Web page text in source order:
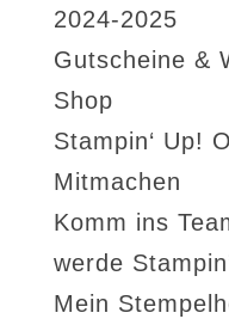
2024-2025
Gutscheine &
Shop
Stampin‘ Up!
Mitmachen
Komm ins
werde
Mein